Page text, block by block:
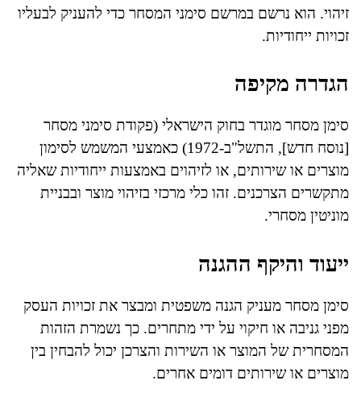
זיהוי. הוא נרשם במרשם סימני המסחר כדי להעניק לבעליו
זכויות ייחודיות.
הגדרה מקיפה
סימן מסחר מוגדר בחוק הישראלי (פקודת סימני מסחר
[נוסח חדש], התשל"ב-1972) כאמצעי המשמש לסימון
מוצרים או שירותים, או לזיהוים באמצעות ייחודיות שאליה
מתקשרים הצרכנים. זהו כלי מרכזי בזיהוי מוצר ובבניית
מוניטין מסחרי.
ייעוד והיקף ההגנה
סימן מסחר מעניק הגנה משפטית ומבצר את זכויות העסק
מפני גניבה או חיקוי על ידי מתחרים. כך נשמרת הזהות
המסחרית של המוצר או השירות והצרכן יכול להבחין בין
מוצרים או שירותים דומים אחרים.